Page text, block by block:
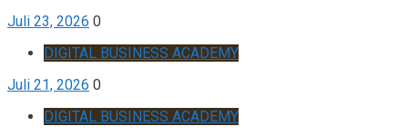
Juli 23, 2026 0
DIGITAL BUSINESS ACADEMY
Juli 21, 2026 0
DIGITAL BUSINESS ACADEMY